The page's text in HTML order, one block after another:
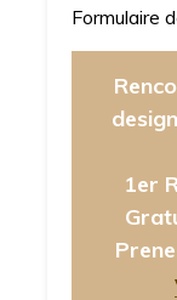
Formulaire
1er